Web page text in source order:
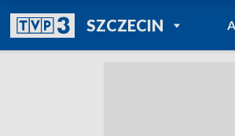
SZCZECINPOWRÓT DO
TVP REGIONY